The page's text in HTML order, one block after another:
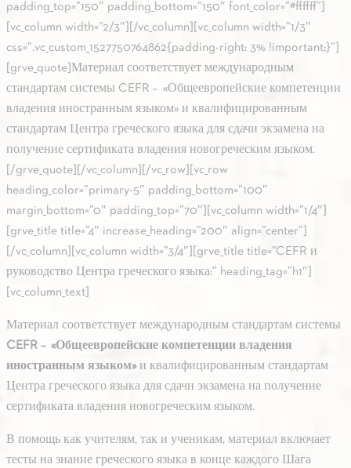
padding_top=”150″ padding_bottom=”150″ font_color=”#ffffff”]
[vc_column width=”2/3″][/vc_column][vc_column width=”1/3″
css=”.vc_custom_1527750764862{padding-right: 3% !important;}”]
[grve_quote]Материал соответствует международным
стандартам системы CEFR – «Общеевропейские компетенции
владения иностранным языком» и квалифицированным
стандартам Центра греческого языка для сдачи экзамена на
получение сертификата владения новогреческим языком.
[/grve_quote][/vc_column][/vc_row][vc_row
heading_color=”primary-5″ padding_bottom=”100″
margin_bottom=”0″ padding_top=”70″][vc_column width=”1/4″]
[grve_title title=”4″ increase_heading=”200″ align=”center”]
[/vc_column][vc_column width=”3/4″][grve_title title=”CEFR и
руководство Центра греческого языка:” heading_tag=”h1″]
[vc_column_text]
Материал соответствует международным стандартам системы
CEFR – «Общеевропейские компетенции владения
иностранным языком»и квалифицированным стандартам
Центра греческого языка для сдачи экзамена на получение
сертификата владения новогреческим языком.
В помощь как учителям, так и ученикам, материал включает
тесты на знание греческого языка в конце каждого Шага